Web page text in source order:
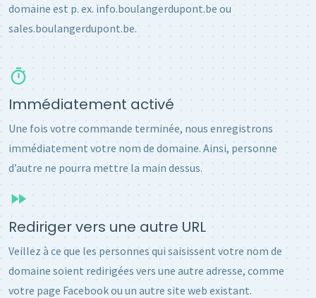
domaine est p. ex. info.boulangerdupont.be ou
sales.boulangerdupont.be.
Immédiatement activé
Une fois votre commande terminée, nous enregistrons
immédiatement votre nom de domaine. Ainsi, personne
d’autre ne pourra mettre la main dessus.
Rediriger vers une autre URL
Veillez à ce que les personnes qui saisissent votre nom de
domaine soient redirigées vers une autre adresse, comme
votre page Facebook ou un autre site web existant.